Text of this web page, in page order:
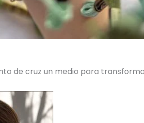
de cruz un medio para